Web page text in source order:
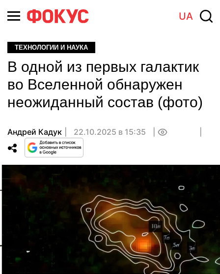
UA
ТЕХНОЛОГИИ И НАУКА
В одной из первых галактик
во Вселенной обнаружен
неожиданный состав (фото)
Андрей Кадук 22.10.2025 в 15:35